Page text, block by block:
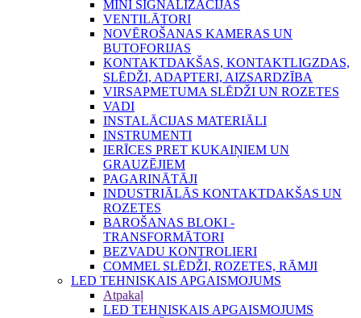
MINI SIGNALIZĀCIJAS
VENTILĀTORI
NOVĒROŠANAS KAMERAS UN
BUTOFORIJAS
KONTAKTDAKŠAS, KONTAKTLIGZDAS,
SLĒDŽI, ADAPTERI, AIZSARDZĪBA
VIRSAPMETUMA SLĒDŽI UN ROZETES
VADI
INSTALĀCIJAS MATERIĀLI
INSTRUMENTI
IERĪCES PRET KUKAIŅIEM UN
GRAUZĒJIEM
PAGARINĀTĀJI
INDUSTRIĀLĀS KONTAKTDAKŠAS UN
ROZETES
BAROŠANAS BLOKI -
TRANSFORMĀTORI
BEZVADU KONTROLIERI
COMMEL SLĒDŽI, ROZETES, RĀMJI
LED TEHNISKAIS APGAISMOJUMS
Atpakaļ
LED TEHNISKAIS APGAISMOJUMS